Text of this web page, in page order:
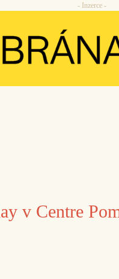
- Inzerce -
v Centre